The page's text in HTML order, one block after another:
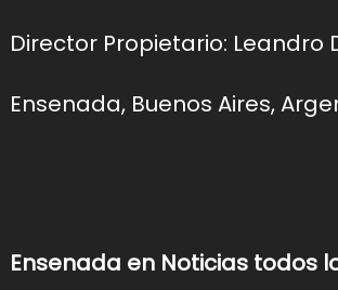
Director Propietario: Leandro
Ensenada, Buenos Aires,
Ensenada en Noticias todos